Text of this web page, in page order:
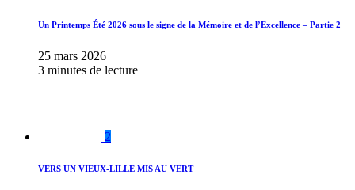
Un Printemps Été 2026 sous le signe de la Mémoire et de l’Excellence – Partie 2
25 mars 2026
3 minutes de lecture
2
VERS UN VIEUX-LILLE MIS AU VERT